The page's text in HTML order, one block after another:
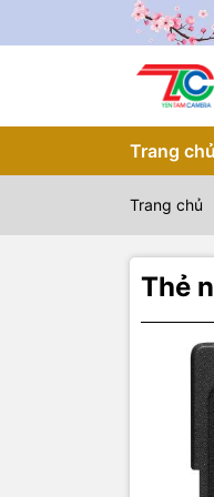
Trang chủ
Trang chủ
Thẻ